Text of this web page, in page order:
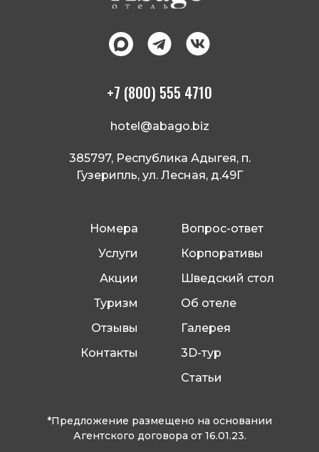
+7 (800) 555 4710
hotel@abago.biz
385797, Республика Адыгея, п.
Гузерипль, ул. Лесная, д.49Г
*Предложение размещено на основании
Агентского договора от 16.01.23.
Номера
Услуги
Акции
Туризм
Контакты
Отзывы
Шведский стол
Корпоративы
Вопрос-ответ
Галерея
3D-тур
Статьи
Об отеле